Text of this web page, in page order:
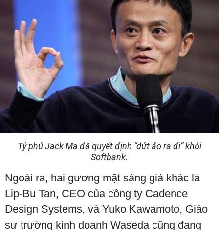
Tỷ phú Jack Ma đã quyết định “dứt áo ra đi” khỏi
Softbank.
Ngoài ra, hai gương mặt sáng giá khác là
Lip-Bu Tan, CEO của công ty Cadence
Design Systems, và Yuko Kawamoto, Giáo
sư trường kinh doanh Waseda cũng đang